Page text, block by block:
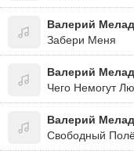
Валерий
Забери Меня
Валерий
Чего Немогут
Валерий